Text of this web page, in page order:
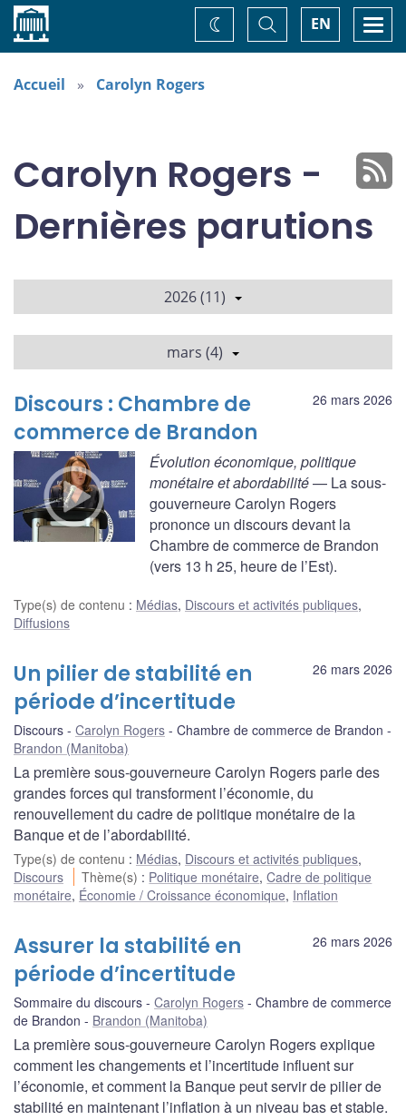
Accueil EN
Basculer
la
recherche
Changez
de
Accueil Carolyn Rogers
Carolyn Rogers -
Dernières parutions
2026 (11)
mars (4)
26 mars 2026
Discours : Chambre de
commerce de Brandon
Évolution économique, politique
monétaire et abordabilité— La sous-
gouverneure Carolyn Rogers
prononce un discours devant la
Chambre de commerce de Brandon
(vers 13 h 25, heure de l’Est).
Type(s) de contenu : Médias, Discours et activités publiques,
Diffusions
26 mars 2026
Un pilier de stabilité en
période d’incertitude
Discours Carolyn Rogers
Chambre de commerce de Brandon
Brandon (Manitoba)
La première sous-gouverneure Carolyn Rogers parle des
grandes forces qui transforment l’économie, du
renouvellement du cadre de politique monétaire de la
Banque et de l’abordabilité.
Type(s) de contenu : Médias, Discours et activités publiques,
Discours
Thème(s) : Politique monétaire,Cadre de politique
monétaire, Économie / Croissance économique, Inflation
26 mars 2026
Assurer la stabilité en
période d’incertitude
Sommaire du discours Carolyn Rogers
Chambre de commerce
de Brandon
Brandon (Manitoba)
La première sous-gouverneure Carolyn Rogers explique
comment les changements et l’incertitude influent sur
l’économie, et comment la Banque peut servir de pilier de
stabilité en maintenant l’inflation à un niveau bas et stable.